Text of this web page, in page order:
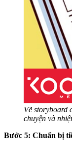
Vẽ storyboard
chuyện và
Bước 5: Chuẩn bị